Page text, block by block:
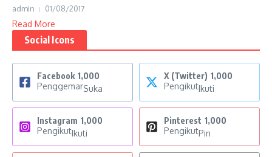
admin 01/08/2017
Read More
Social Icons
Facebook 1,000
PenggemarSuka
X (Twitter) 1,000
PengikutIkuti
Instagram 1,000
PengikutIkuti
Pinterest 1,000
PengikutPin